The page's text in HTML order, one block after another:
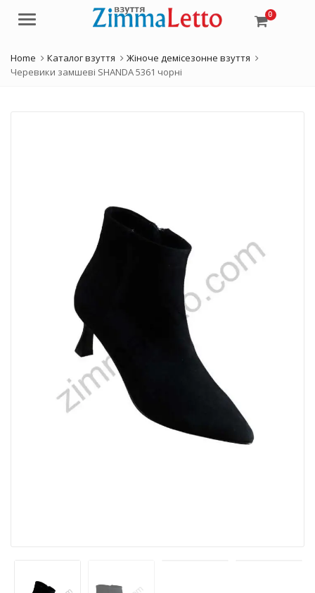
Menu 0
Home Каталог взуття
Жіноче демісезонне взуття
Черевики замшеві SHANDA 5361 чорні